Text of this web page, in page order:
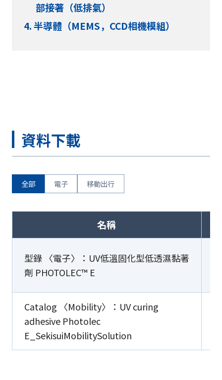
部接著（低排氣）
半導體（MEMS，CCD相機模組）
資料下載
全部 電子 移動出行
名稱
型錄 〈電子〉：UV低溫固化型低透濕黏著
劑 PHOTOLEC™ E
Catalog 〈Mobility〉：UV curing
adhesive Photolec
E_SekisuiMobilitySolution